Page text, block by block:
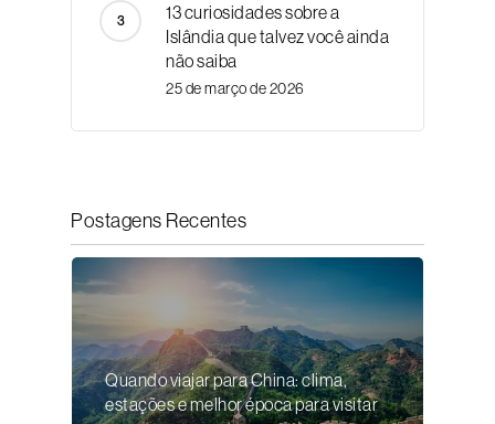
13 curiosidades sobre a
Islândia que talvez você ainda
não saiba
25 de março de 2026
Postagens Recentes
Quando viajar para China: clima,
estações e melhor época para visitar